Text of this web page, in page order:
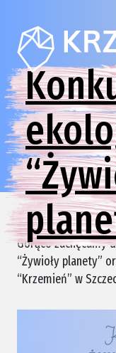
Gorąco zachęcamy
“Żywioły planety”
“Krzemień” w